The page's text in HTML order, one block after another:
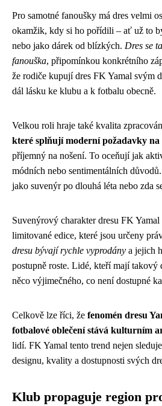
Pro samotné fanoušky má dres velmi
okamžik, kdy si ho pořídili – ať už to
nebo jako dárek od blízkých. Dres se
fanouška, připomínkou konkrétního
že rodiče kupují dres FK Yamal svým
dál lásku ke klubu a k fotbalu obecně.
Velkou roli hraje také kvalita
které splňují moderní požadavky na
příjemný na nošení. To oceňují jak
módních nebo sentimentálních
jako suvenýr po dlouhá léta nebo zda
Suvenýrový charakter dresu FK
limitované edice, které jsou určeny
dresu bývají rychle vyprodány a jejich
postupně roste. Lidé, kteří mají takový
něco výjimečného, co není dostupné
Celkově lze říci, že fenomén dresu
fotbalové oblečení stává kulturním
lidí. FK Yamal tento trend nejen
designu, kvality a dostupnosti svých
Klub propaguje region